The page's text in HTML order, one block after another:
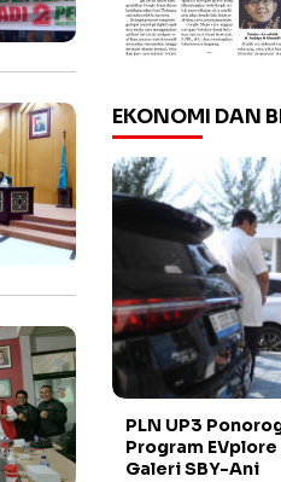
EKONOMI DAN
PLN UP3
Program
Galeri SBY-Ani